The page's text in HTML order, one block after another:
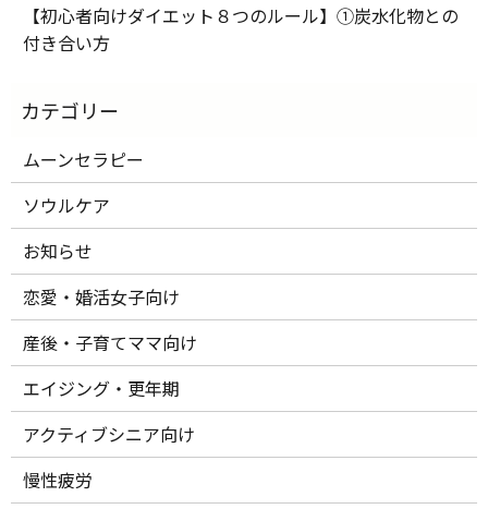
【初心者向けダイエット８つのルール】①炭水化物との
付き合い方
ムーンセラピー
ソウルケア
お知らせ
恋愛・婚活女子向け
産後・子育てママ向け
エイジング・更年期
アクティブシニア向け
慢性疲労